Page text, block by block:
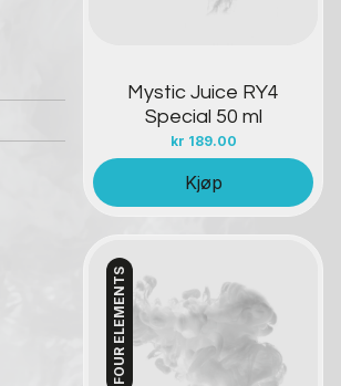
Mystic Juice RY4
Special 50 ml
kr 189.00
Kjøp
FOUR ELEMENTS Kontakt oss